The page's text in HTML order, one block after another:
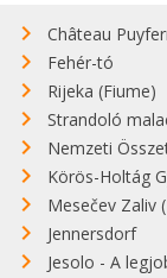
Château
Fehér-tó
Rijeka (Fiume)
Strandoló
Nemzeti
Körös-Holtág
Mesečev Zaliv
Jennersdorf
Jesolo - A